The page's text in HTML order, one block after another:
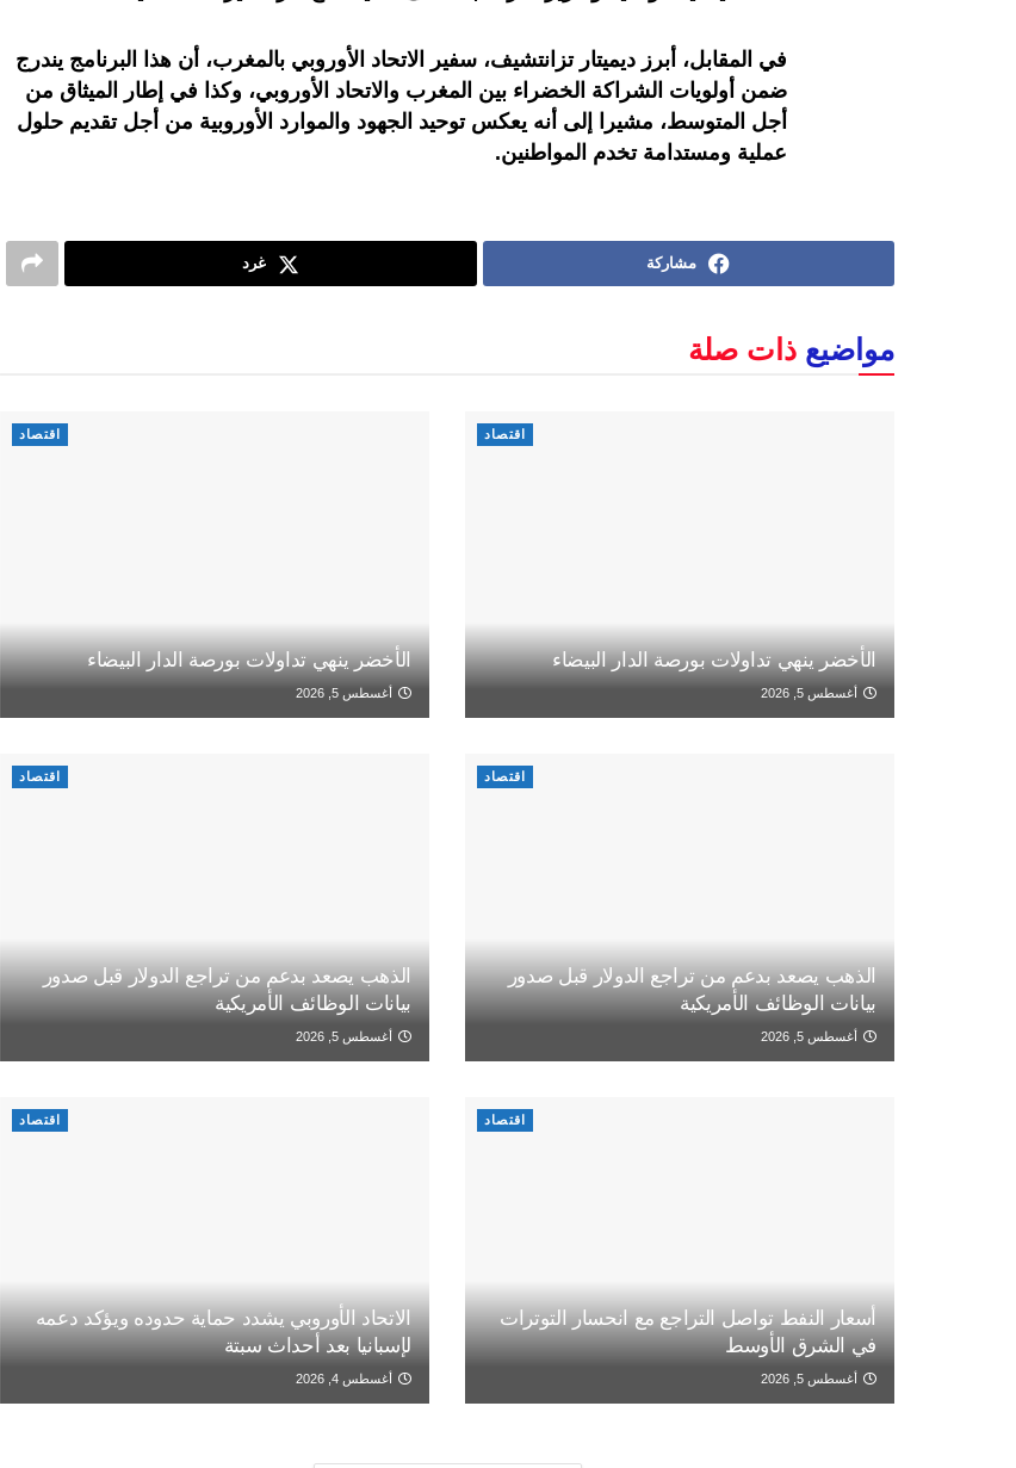
في المقابل، أبرز ديميتار تزانتشيف، سفير الاتحاد الأوروبي بالمغرب، أن هذا البرنامج يندرج
ضمن أولويات الشراكة الخضراء بين المغرب والاتحاد الأوروبي، وكذا في إطار الميثاق من
أجل المتوسط، مشيرا إلى أنه يعكس توحيد الجهود والموارد الأوروبية من أجل تقديم حلول
عملية ومستدامة تخدم المواطنين.
مشاركة غرد
مواضيع ذات صلة
اقتصاد
الأخضر ينهي تداولات بورصة الدار البيضاء
أغسطس 5, 2026
اقتصاد
الأخضر ينهي تداولات بورصة الدار البيضاء
أغسطس 5, 2026
اقتصاد
الذهب يصعد بدعم من تراجع الدولار قبل صدور
بيانات الوظائف الأمريكية
أغسطس 5, 2026
اقتصاد
الذهب يصعد بدعم من تراجع الدولار قبل صدور
بيانات الوظائف الأمريكية
أغسطس 5, 2026
اقتصاد
أسعار النفط تواصل التراجع مع انحسار التوترات
في الشرق الأوسط
أغسطس 5, 2026
اقتصاد
الاتحاد الأوروبي يشدد حماية حدوده ويؤكد دعمه
لإسبانيا بعد أحداث سبتة
أغسطس 4, 2026